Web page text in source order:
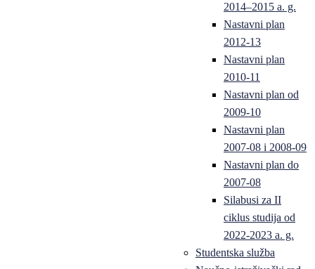
2014–2015 a. g.
Nastavni plan
2012-13
Nastavni plan
2010-11
Nastavni plan od
2009-10
Nastavni plan
2007-08 i 2008-09
Nastavni plan do
2007-08
Silabusi za II
ciklus studija od
2022-2023 a. g.
Studentska služba